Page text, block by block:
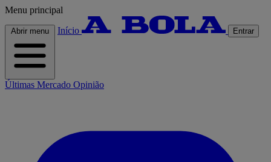
Menu principal
Abrir menu Início Entrar
Últimas Mercado Opinião